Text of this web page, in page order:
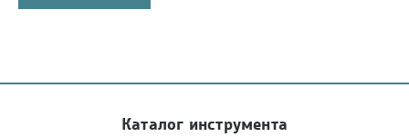
Каталог инструмента